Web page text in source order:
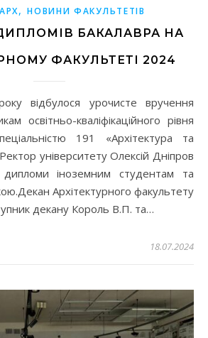
,НОВИНИ ФАКУЛЬТЕТІВ
БАКАЛАВРА НА
ФАКУЛЬТЕТІ 2024
освітньо-кваліфікаційного рівня
191 «Архітектура та
університету Олексій Дніпров
іноземним студентам та
Архітектурного факультету
декану Король В.П. та…
18.07.2024